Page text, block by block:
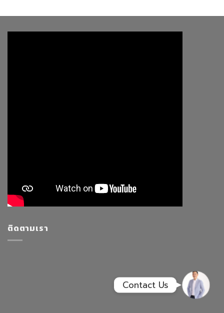
ติดตามเรา
Whatsapp
Contact Us